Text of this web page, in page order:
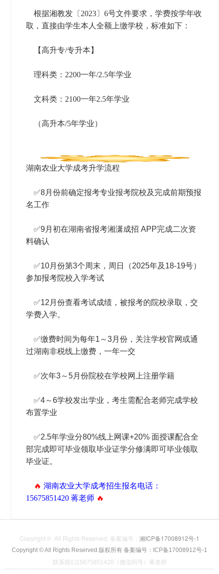
根据湘教发〔2023〕6号文件要求，学费按学年收
取，直接由学生本人全额上缴学校，标准如下：
【高升专/专升本】
理科类：2200一年/2.5年学业
文科类：2100一年2.5年学业
（高升本/5年学业）
湖南农业大学成考升学流程
✅8月份前确定报考专业报考院校及完成前期预报
名工作
✅9月初在湖南省报考湘潇成招 APP完成二次资
料确认
✅10月份第3个周末，周日（2025年及18-19号）
参加报考院校入学考试
✅12月份查看考试成绩，被报考的院校录取，交
学费入学。
✅缴费时间为每年1～3月份，关注学校官网或通
过湖南非税线上缴费，一年一交
✅次年3～5月份院校在学校网上注册学籍
✅4～6学校发出学业，考生需配合老师完成学校
布置学业
✅2.5年学业分80%线上网课+20% 面授课配合全
部完成即可毕业领取毕业证学分修满即可毕业领取
毕业证。
🔥湖南农业大学成考招生报名电话：
15675851420 蒋老师 🔥
Copyright © All Rights Reserved. 备案编号： 湘ICP备17008912号-1
Copyright © All Rights Reserved.版权所有 备案编号：ICP备17008912号-1
联系我们15675851420（微信同号）蒋老师